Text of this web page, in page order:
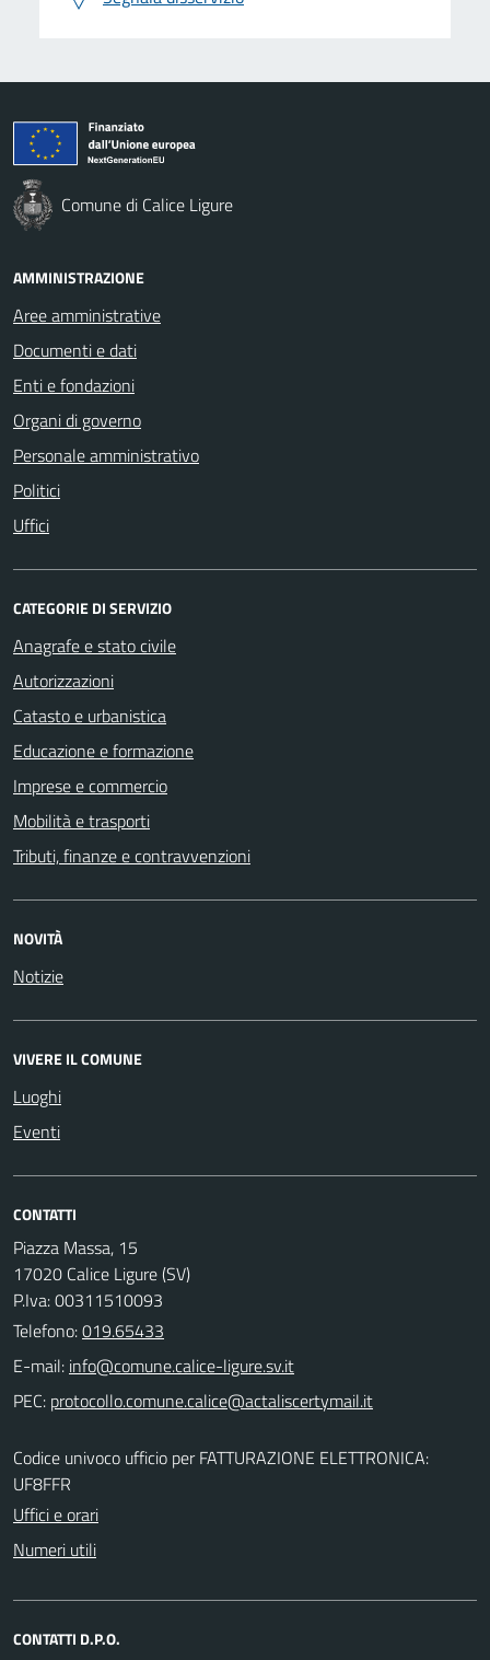
Comune di Calice Ligure
AMMINISTRAZIONE
Aree amministrative
Documenti e dati
Enti e fondazioni
Organi di governo
Personale amministrativo
Politici
Uffici
CATEGORIE DI SERVIZIO
Anagrafe e stato civile
Autorizzazioni
Catasto e urbanistica
Educazione e formazione
Imprese e commercio
Mobilità e trasporti
Tributi, finanze e contravvenzioni
NOVITÀ
Notizie
VIVERE IL COMUNE
Luoghi
Eventi
CONTATTI
Piazza Massa, 15
17020 Calice Ligure (SV)
P.Iva: 00311510093
Telefono:019.65433
E-mail:
PEC:
Codice univoco ufficio per FATTURAZIONE ELETTRONICA:
UF8FFR
Uffici e orari
Numeri utili
CONTATTI D.P.O.